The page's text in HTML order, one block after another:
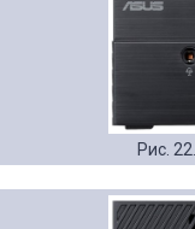
Рис.